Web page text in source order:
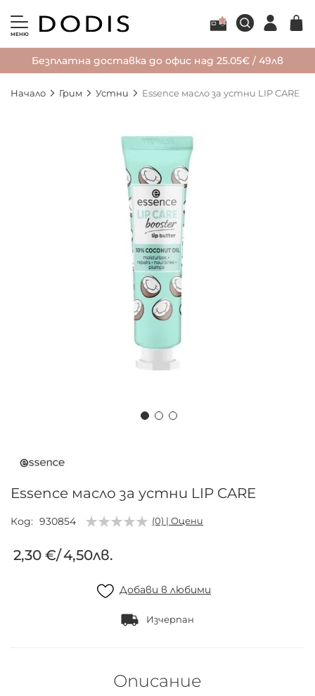
МЕНЮ
Безплатна доставка до офис над 25.05€ / 49лв
Начало Грим Устни Essence масло за устни LIP CARE
началото
галерия
със
Essence масло за устни LIP CARE
Код 930854 (0) | Оцени
2,30 €/4,50лв.
Добави в любими
Изчерпан
Описание